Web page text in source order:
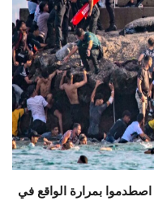
بمرارة الواقع في